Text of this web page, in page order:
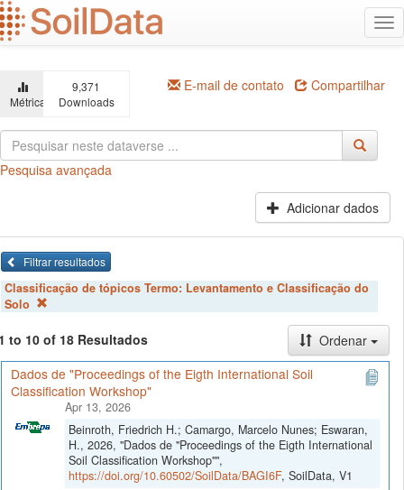
Ir
para
o
principal
Métricas
9,371
Downloads
E-mail de contato Compartilhar
Pesquisa avançada
Adicionar dados
Filtrar resultados
Classificação de tópicos Termo: Levantamento e Classificação do
Solo
to 10 of 18 Resultados
Ordenar
Dados de "Proceedings of the Eigth International Soil
Classification Workshop"
Apr 13, 2026
Beinroth, Friedrich H.; Camargo, Marcelo Nunes; Eswaran,
H., 2026, "Dados de "Proceedings of the Eigth International
Soil Classification Workshop"",
https://doi.org/10.60502/SoilData/BAGI6F, SoilData, V1